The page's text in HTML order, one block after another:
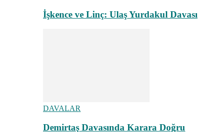
İşkence ve Linç: Ulaş Yurdakul Davası
DAVALAR
Demirtaş Davasında Karara Doğru